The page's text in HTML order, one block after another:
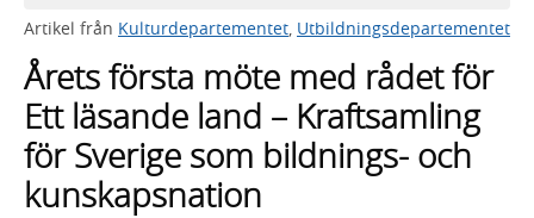
lista
med
sökförslag
Artikel från Kulturdepartementet Utbildningsdepartementet
Årets första möte med rådet för
Ett läsande land – Kraftsamling
för Sverige som bildnings- och
kunskapsnation